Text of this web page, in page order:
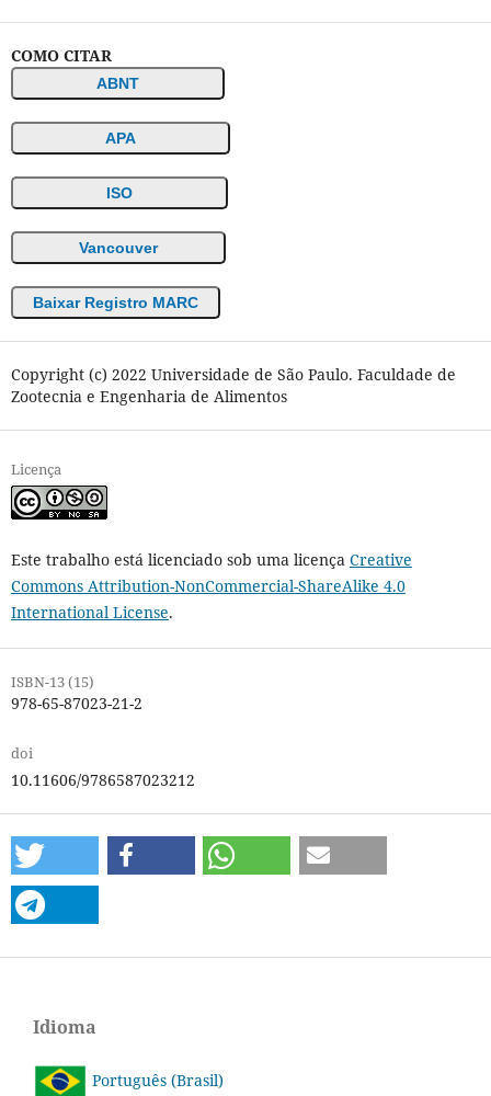
COMO CITAR
ABNT
APA
ISO
Vancouver
Baixar Registro MARC
Copyright (c) 2022 Universidade de São Paulo. Faculdade de
Zootecnia e Engenharia de Alimentos
Licença
Este trabalho está licenciado sob uma licença Creative
Commons Attribution-NonCommercial-ShareAlike 4.0
International License.
ISBN-13 (15)
978-65-87023-21-2
doi
10.11606/9786587023212
Idioma
Português (Brasil)